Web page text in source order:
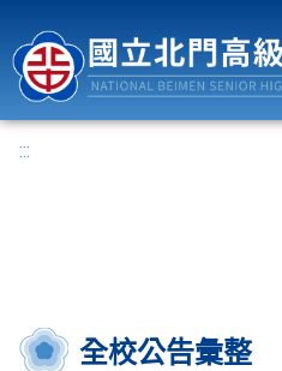
:::
全校公告彙整